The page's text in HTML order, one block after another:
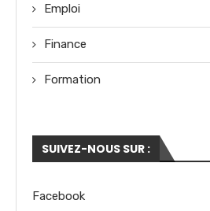
Emploi
Finance
Formation
SUIVEZ-NOUS SUR :
Facebook